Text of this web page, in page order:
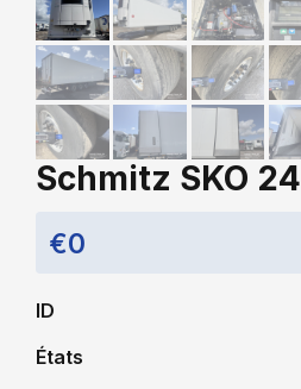
Schmitz SKO 24
€0
ID
États